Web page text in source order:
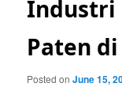
Industri
Paten
Posted onJune 15,